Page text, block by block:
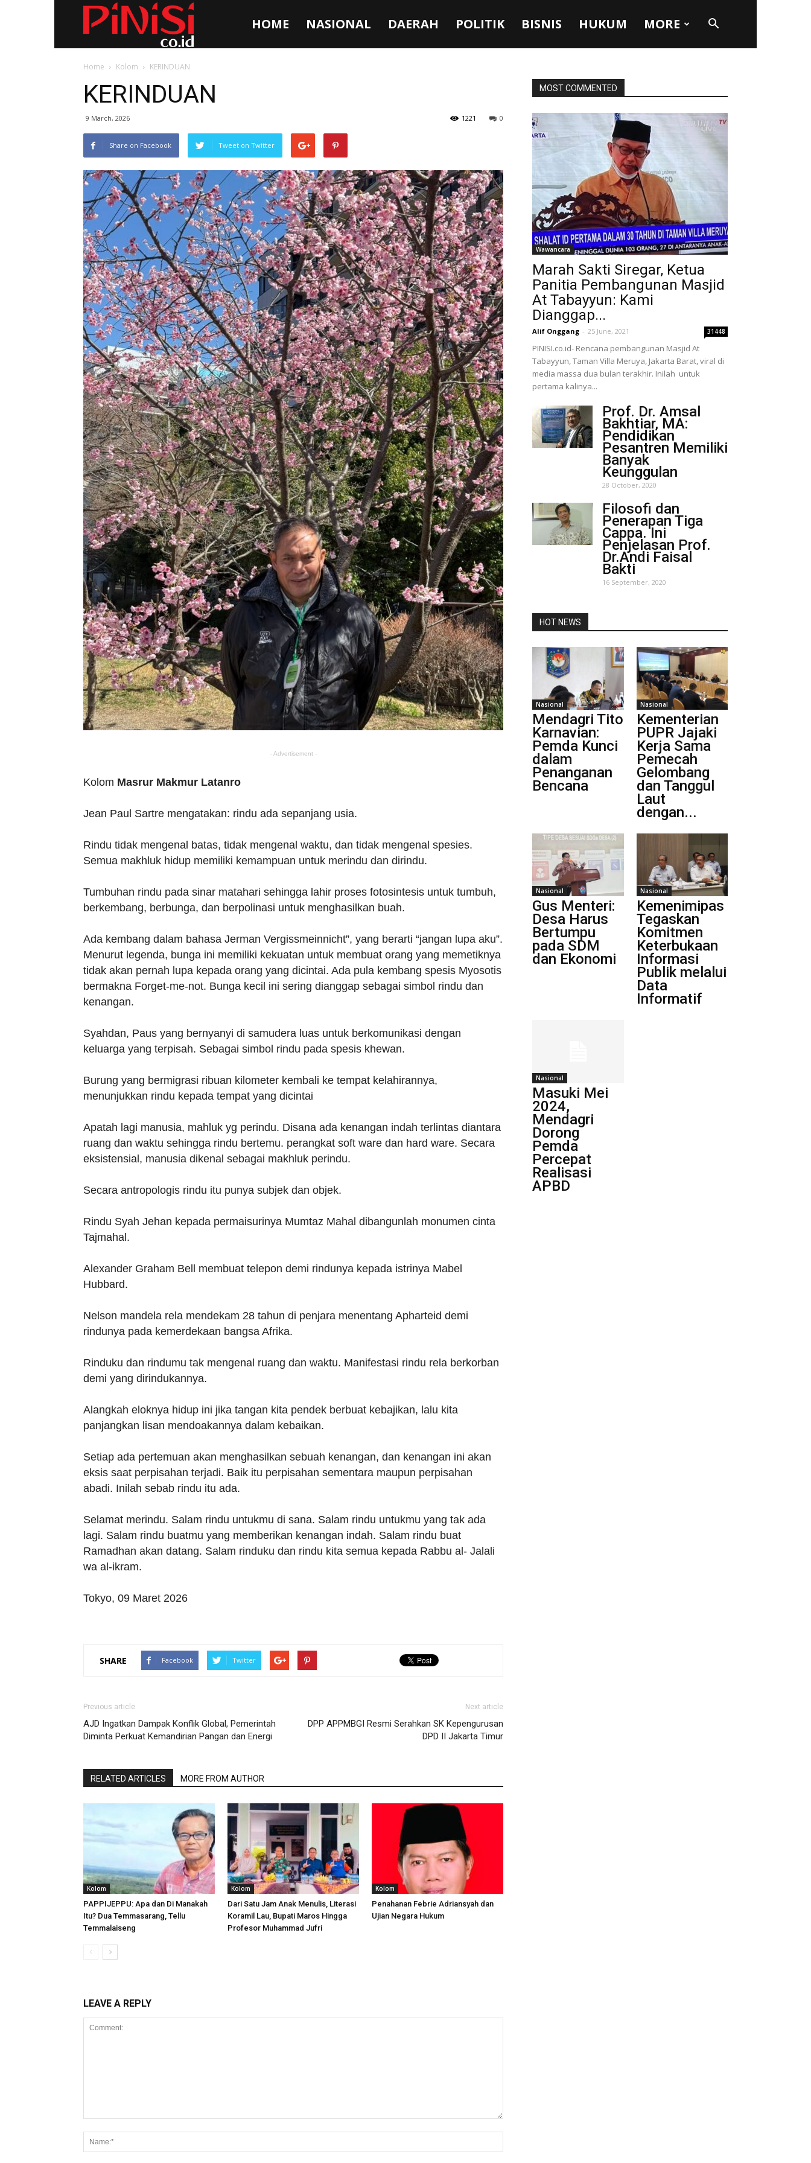
HOME NASIONAL DAERAH POLITIK BISNIS HUKUM MORE
Home Kolom KERINDUAN
KERINDUAN
9 March, 2026 0
1221
Share on Facebook Tweet on Twitter
- Advertisement -
Kolom Masrur Makmur Latanro
Jean Paul Sartre mengatakan: rindu ada sepanjang usia.
Rindu tidak mengenal batas, tidak mengenal waktu, dan tidak mengenal spesies.
Semua makhluk hidup memiliki kemampuan untuk merindu dan dirindu.
Tumbuhan rindu pada sinar matahari sehingga lahir proses fotosintesis untuk tumbuh,
berkembang, berbunga, dan berpolinasi untuk menghasilkan buah.
Ada kembang dalam bahasa Jerman Vergissmeinnicht”, yang berarti “jangan lupa aku”.
Menurut legenda, bunga ini memiliki kekuatan untuk membuat orang yang memetiknya
tidak akan pernah lupa kepada orang yang dicintai. Ada pula kembang spesis Myosotis
bermakna Forget-me-not. Bunga kecil ini sering dianggap sebagai simbol rindu dan
kenangan.
Syahdan, Paus yang bernyanyi di samudera luas untuk berkomunikasi dengan
keluarga yang terpisah. Sebagai simbol rindu pada spesis khewan.
Burung yang bermigrasi ribuan kilometer kembali ke tempat kelahirannya,
menunjukkan rindu kepada tempat yang dicintai
Apatah lagi manusia, mahluk yg perindu. Disana ada kenangan indah terlintas diantara
ruang dan waktu sehingga rindu bertemu. perangkat soft ware dan hard ware. Secara
eksistensial, manusia dikenal sebagai makhluk perindu.
Secara antropologis rindu itu punya subjek dan objek.
Rindu Syah Jehan kepada permaisurinya Mumtaz Mahal dibangunlah monumen cinta
Tajmahal.
Alexander Graham Bell membuat telepon demi rindunya kepada istrinya Mabel
Hubbard.
Nelson mandela rela mendekam 28 tahun di penjara menentang Apharteid demi
rindunya pada kemerdekaan bangsa Afrika.
Rinduku dan rindumu tak mengenal ruang dan waktu. Manifestasi rindu rela berkorban
demi yang dirindukannya.
Alangkah eloknya hidup ini jika tangan kita pendek berbuat kebajikan, lalu kita
panjangkan lisan mendoakannya dalam kebaikan.
Setiap ada pertemuan akan menghasilkan sebuah kenangan, dan kenangan ini akan
eksis saat perpisahan terjadi. Baik itu perpisahan sementara maupun perpisahan
abadi. Inilah sebab rindu itu ada.
Selamat merindu. Salam rindu untukmu di sana. Salam rindu untukmu yang tak ada
lagi. Salam rindu buatmu yang memberikan kenangan indah. Salam rindu buat
Ramadhan akan datang. Salam rinduku dan rindu kita semua kepada Rabbu al- Jalali
wa al-ikram.
Tokyo, 09 Maret 2026
SHARE Facebook Twitter
Previous article
AJD Ingatkan Dampak Konflik Global, Pemerintah
Diminta Perkuat Kemandirian Pangan dan Energi
Next article
DPP APPMBGI Resmi Serahkan SK Kepengurusan
DPD II Jakarta Timur
RELATED ARTICLES MORE FROM AUTHOR
Kolom
PAPPIJEPPU: Apa dan Di Manakah
Itu? Dua Temmasarang, Tellu
Temmalaiseng
Kolom
Dari Satu Jam Anak Menulis, Literasi
Koramil Lau, Bupati Maros Hingga
Profesor Muhammad Jufri
Kolom
Penahanan Febrie Adriansyah dan
Ujian Negara Hukum
LEAVE A REPLY
MOST COMMENTED
Wawancara
Marah Sakti Siregar, Ketua
Panitia Pembangunan Masjid
At Tabayyun: Kami
Dianggap...
Alif Onggang - 25 June, 2021 31448
PINISI.co.id- Rencana pembangunan Masjid At
Tabayyun, Taman Villa Meruya, Jakarta Barat, viral di
media massa dua bulan terakhir. Inilah untuk
pertama kalinya...
Prof. Dr. Amsal
Bakhtiar, MA:
Pendidikan
Pesantren Memiliki
Banyak
Keunggulan
28 October, 2020
Filosofi dan
Penerapan Tiga
Cappa. Ini
Penjelasan Prof.
Dr.Andi Faisal
Bakti
16 September, 2020
HOT NEWS
Nasional
Mendagri Tito
Karnavian:
Pemda Kunci
dalam
Penanganan
Bencana
Nasional
Kementerian
PUPR Jajaki
Kerja Sama
Pemecah
Gelombang
dan Tanggul
Laut
dengan...
Nasional
Gus Menteri:
Desa Harus
Bertumpu
pada SDM
dan Ekonomi
Nasional
Kemenimipas
Tegaskan
Komitmen
Keterbukaan
Informasi
Publik melalui
Data
Informatif
Nasional
Masuki Mei
2024,
Mendagri
Dorong
Pemda
Percepat
Realisasi
APBD